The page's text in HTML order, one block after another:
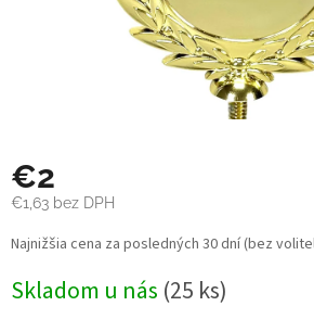
€2
€1,63 bez DPH
Jednotková
cena:
Najnižšia cena za posledných 30 dní (bez
Skladom u nás (25 ks)